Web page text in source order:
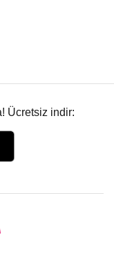
Ücretsiz indir: